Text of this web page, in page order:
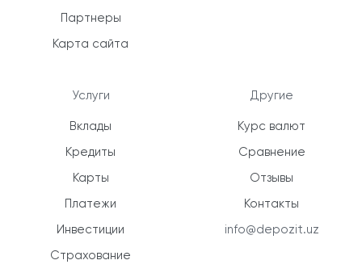
Партнеры
Карта сайта
Услуги
Вклады
Кредиты
Карты
Платежи
Инвестиции
Страхование
Другие
Курс валют
Сравнение
Отзывы
Контакты
info@depozit.uz